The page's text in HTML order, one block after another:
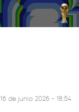
16 de junio 2026 - 18:54